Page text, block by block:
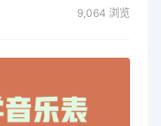
9,064 浏览